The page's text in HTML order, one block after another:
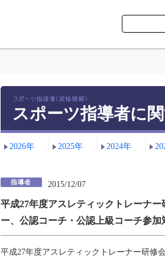
スポーツ指導者に
2026年 2025年 2024年
2015/12/07
平成27年度アスレティックトレーナ
ー、公認コーチ・公認上級コーチ参加
平成27年度アスレティックトレーナー研修